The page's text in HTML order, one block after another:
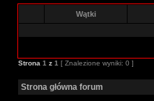
Wątki
Strona 1 z 1 [ Znalezione wyniki: 0 ]
Strona główna forum